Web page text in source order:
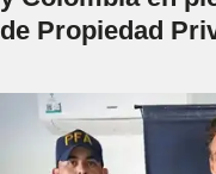
de Propiedad